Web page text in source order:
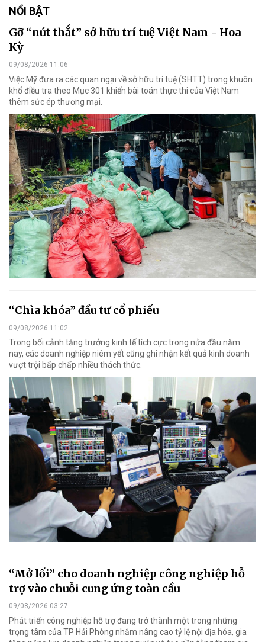
NỔI BẬT
Gỡ “nút thắt” sở hữu trí tuệ Việt Nam - Hoa
Kỳ
09/08/2026 11:06
Việc Mỹ đưa ra các quan ngại về sở hữu trí tuệ (SHTT) trong khuôn
khổ điều tra theo Mục 301 khiến bài toán thực thi của Việt Nam
thêm sức ép thương mại.
“Chìa khóa” đầu tư cổ phiếu
09/08/2026 11:02
Trong bối cảnh tăng trưởng kinh tế tích cực trong nửa đầu năm
nay, các doanh nghiệp niêm yết cũng ghi nhận kết quả kinh doanh
vượt trội bấp chấp nhiều thách thức.
“Mở lối” cho doanh nghiệp công nghiệp hỗ
trợ vào chuỗi cung ứng toàn cầu
09/08/2026 03:27
Phát triển công nghiệp hỗ trợ đang trở thành một trong những
trọng tâm của TP Hải Phòng nhằm nâng cao tỷ lệ nội địa hóa, gia